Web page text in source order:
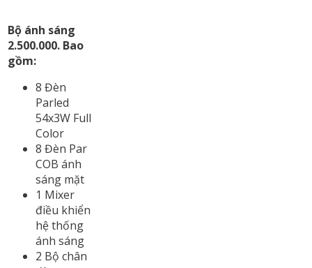
Bộ ánh sáng
2.500.000. Bao
gồm:
8 Đèn
Parled
54x3W Full
Color
8 Đèn Par
COB ánh
sáng mặt
1 Mixer
điều khiển
hệ thống
ánh sáng
2 Bộ chân